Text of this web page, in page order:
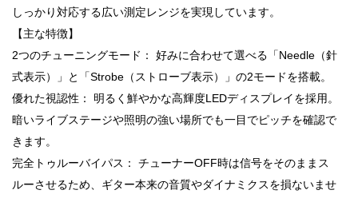
しっかり対応する広い測定レンジを実現しています。
【主な特徴】
2つのチューニングモード： 好みに合わせて選べる「Needle（針
式表示）」と「Strobe（ストローブ表示）」の2モードを搭載。
優れた視認性： 明るく鮮やかな高輝度LEDディスプレイを採用。
暗いライブステージや照明の強い場所でも一目でピッチを確認で
きます。
完全トゥルーバイパス： チューナーOFF時は信号をそのままス
ルーさせるため、ギター本来の音質やダイナミクスを損ないませ